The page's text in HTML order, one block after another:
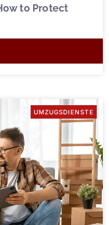
to Protect
UMZUGSDIENSTE